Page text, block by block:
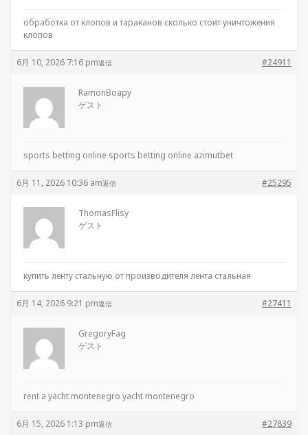
обработка от клопов и тараканов сколько стоит уничтожения
клопов
6月 10, 2026 7:16 pm #24911
返信
RamonBoapy
ゲスト
sports betting online sports betting online azimutbet
6月 11, 2026 10:36 am #25295
返信
ThomasFlisy
ゲスト
купить ленту стальную от производителя лента стальная
6月 14, 2026 9:21 pm #27411
返信
GregoryFag
ゲスト
rent a yacht montenegro yacht montenegro
6月 15, 2026 1:13 pm #27839
返信